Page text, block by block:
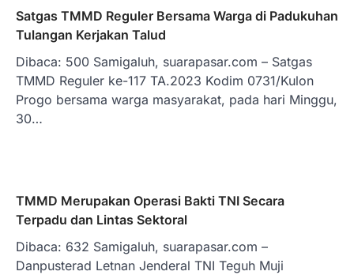
Satgas TMMD Reguler Bersama Warga di Padukuhan
Tulangan Kerjakan Talud
Dibaca: 500 Samigaluh, suarapasar.com – Satgas
TMMD Reguler ke-117 TA.2023 Kodim 0731/Kulon
Progo bersama warga masyarakat, pada hari Minggu,
30…
TMMD Merupakan Operasi Bakti TNI Secara
Terpadu dan Lintas Sektoral
Dibaca: 632 Samigaluh, suarapasar.com –
Danpusterad Letnan Jenderal TNI Teguh Muji